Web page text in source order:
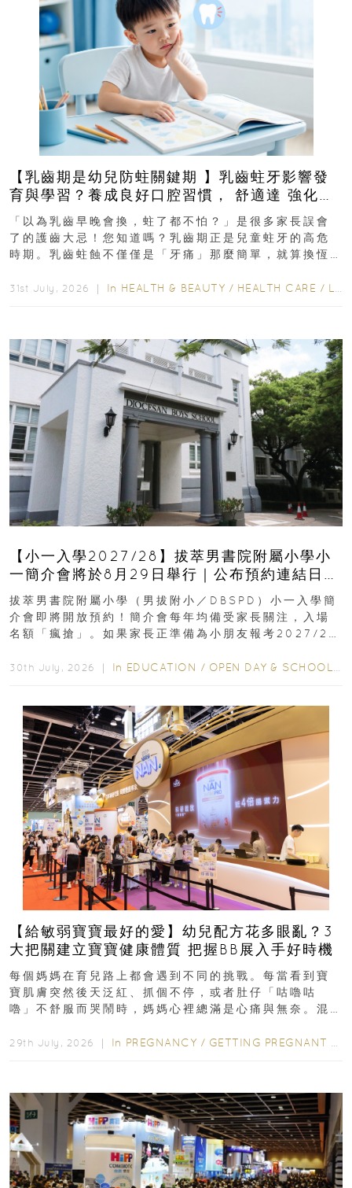
【乳齒期是幼兒防蛀關鍵期 】乳齒蛀牙影響發
育與學習？養成良好口腔習慣， 舒適達 強化琺
瑯質 兒童牙膏防護指南
「以為乳齒早晚會換，蛀了都不怕？」是很多家長誤會
了的護齒大忌！您知道嗎？乳齒期正是兒童蛀牙的高危
時期。乳齒蛀蝕不僅僅是「牙痛」那麼簡單，就算換恆
31st July, 2026 ｜ In HEALTH & BEAUTY / HEALTH CARE / LIFESTYLE
【小一入學2027/28】拔萃男書院附屬小學小
一簡介會將於8月29日舉行｜公布預約連結日期
｜更設有網上重溫
拔萃男書院附屬小學（男拔附小／DBSPD）小一入學簡
介會即將開放預約！簡介會每年均備受家長關注，入場
名額「瘋搶」。如果家長正準備為小朋友報考2027/28
30th July, 2026 ｜ In EDUCATION / OPEN DAY & SCHOOL EVENTS
【給敏弱寶寶最好的愛】幼兒配方花多眼亂？3
大把關建立寶寶健康體質 把握BB展入手好時機
每個媽媽在育兒路上都會遇到不同的挑戰。每當看到寶
寶肌膚突然後天泛紅、抓個不停，或者肚仔「咕嚕咕
嚕」不舒服而哭鬧時，媽媽心裡總滿是心痛與無奈。混
29th July, 2026 ｜ In PREGNANCY / GETTING PREGNANT